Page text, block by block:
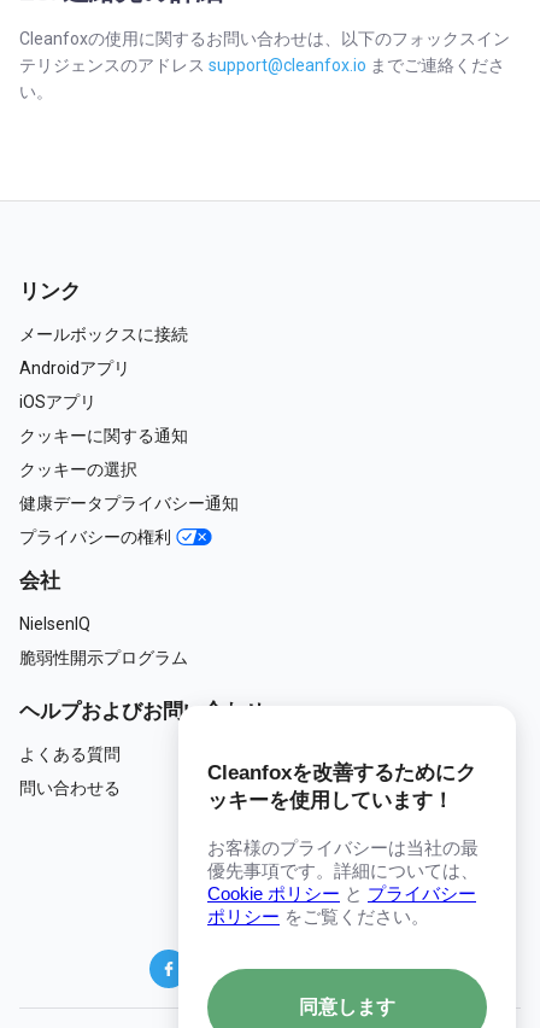
Cleanfoxの使用に関するお問い合わせは、以下のフォックスイン
テリジェンスのアドレス support@cleanfox.io までご連絡くださ
い。
リンク
メールボックスに接続
Androidアプリ
iOSアプリ
クッキーに関する通知
クッキーの選択
健康データプライバシー通知
プライバシーの権利
会社
NielsenIQ
脆弱性開示プログラム
ヘルプおよびお問い合わせ
よくある質問
問い合わせる
日本
Cleanfoxを改善するためにク
ッキーを使用しています！
お客様のプライバシーは当社の最
優先事項です。詳細については、
Cookie ポリシー と プライバシー
ポリシー をご覧ください。
同意します